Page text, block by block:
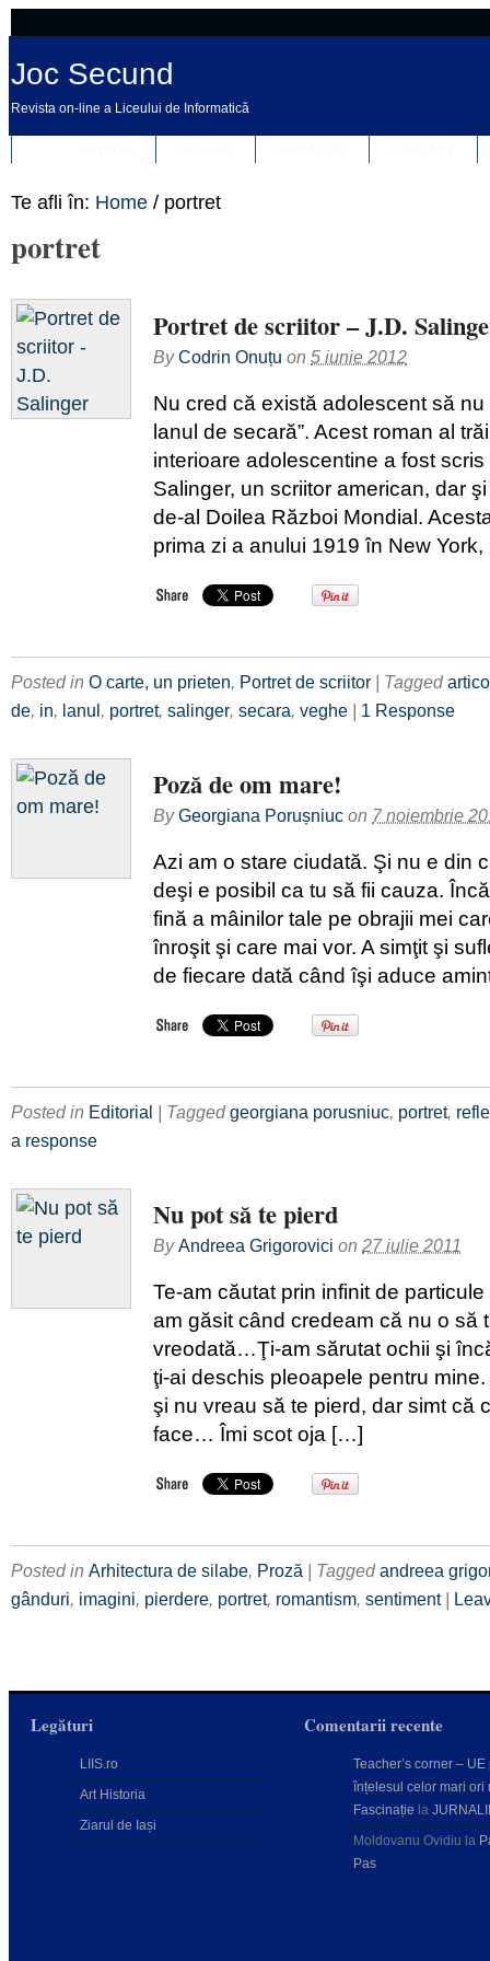
Joc Secund
Revista on-line a Liceului de Informatică
Te afli în: Home / portret
portret
Portret de scriitor – J.D.
ByCodrin Onuțu on 5 iunie 2012
Nu cred că există adolescent să nu
lanul de secară”. Acest roman al
interioare adolescentine a fost
Salinger, un scriitor american, dar
de-al Doilea Război Mondial.
prima zi a anului 1919 în New
Posted in O carte, un prieten, Portret de scriitor | Tagged
de, in, lanul, portret, salinger, secara, veghe | 1 Response
Poză de om mare!
ByGeorgiana Porușniuc on 7 noiembrie
Azi am o stare ciudată. Şi nu e din
deşi e posibil ca tu să fii cauza.
fină a mâinilor tale pe obrajii mei
înroşit şi care mai vor. A simţit şi
de fiecare dată când îşi aduce
Posted in Editorial | Taggedgeorgiana porusniuc, portret,
a response
Nu pot să te pierd
ByAndreea Grigorovici on 27 iulie 2011
Te-am căutat prin infinit de
am găsit când credeam că nu o să
vreodată…Ţi-am sărutat ochii şi
ţi-ai deschis pleoapele pentru
şi nu vreau să te pierd, dar simt că
face… Îmi scot oja […]
Posted in Arhitectura de silabe, Proză | Taggedandreea
gânduri, imagini, pierdere, portret, romantism, sentiment|
Legături
LIIS.ro
Art Historia
Ziarul de Iași
Comentarii recente
Teacher’s corner – UE
înțelesul celor mari ori
Fascinație la
Moldovanu Ovidiu la
Pas